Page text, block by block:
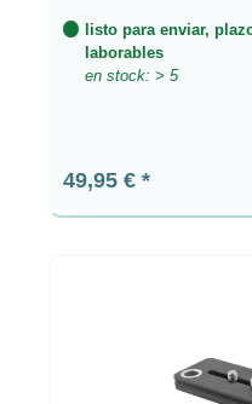
listo para enviar,
laborables
en stock: > 5
Precio normal:
49,95 €